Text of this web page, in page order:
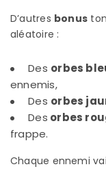
D’autres bonus
aléatoire :
Des orbes
ennemis,
Des orbes
Des orbes
frappe.
Chaque ennemi